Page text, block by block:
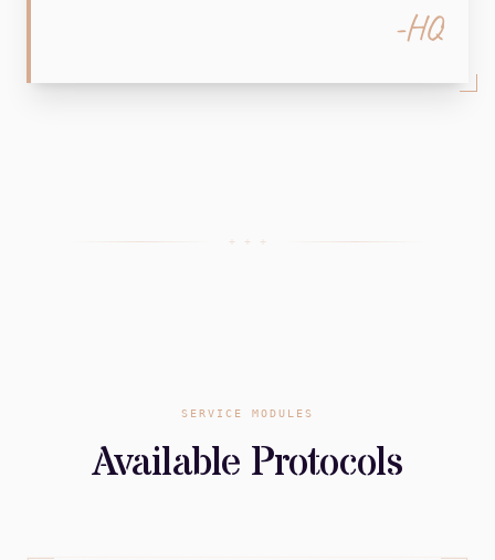
-HQ
+ + +
SERVICE MODULES
Available Protocols